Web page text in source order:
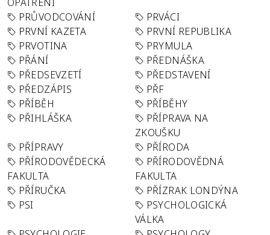
PRŮVODCOVÁNÍ
PRVÁCI
PRVNÍ KAZETA
PRVNÍ REPUBLIKA
PRVOTINA
PRYMULA
PŘÁNÍ
PŘEDNÁŠKA
PŘEDSEVZETÍ
PŘEDSTAVENÍ
PŘEDZÁPIS
PŘF
PŘÍBĚH
PŘÍBĚHY
PŘIHLÁŠKA
PŘÍPRAVA NA
ZKOUŠKU
PŘÍPRAVY
PŘÍRODA
PŘÍRODOVĚDECKÁ
FAKULTA
PŘÍRODOVĚDNÁ
FAKULTA
PŘÍRUČKA
PŘÍZRAK LONDÝNA
PSI
PSYCHOLOGICKÁ
VÁLKA